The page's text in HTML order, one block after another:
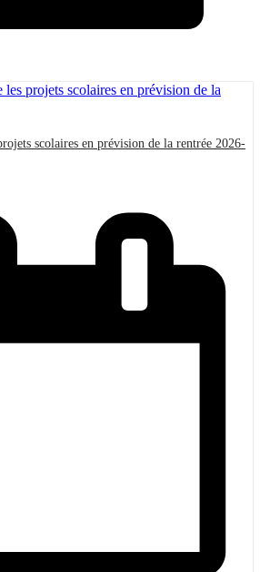
scolaires en prévision de la rentrée 2026-